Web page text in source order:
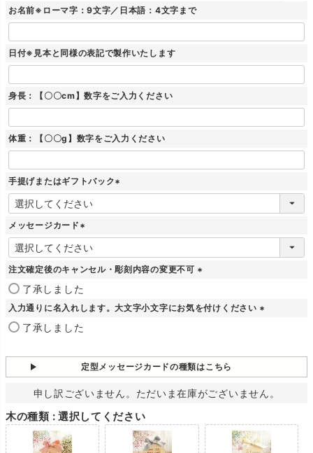
須
お名前※ローマ字：9文字／日本語：4文字まで
日付※見本と同様の表記で製作いたします
身長：【〇〇cm】数字をご入力ください
体重：【〇〇g】数字をご入力ください
手提げまたはギフトバック
(
メッセージカード
(
必
須
注文確定後のキャンセル・彫刻内容の変更不可
須
了承しました
入力通りに名入れします。大文字小文字にお気を付けください
了承しました
定型メッセージカードの種類はこちら
申し訳ございません。ただいま在庫がございません。
木の種類 選択してください